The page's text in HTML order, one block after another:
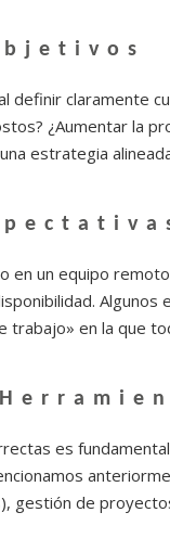
definir claramente
¿Aumentar la
estrategia
en un equipo
trabajo» en la que
es
gestión de